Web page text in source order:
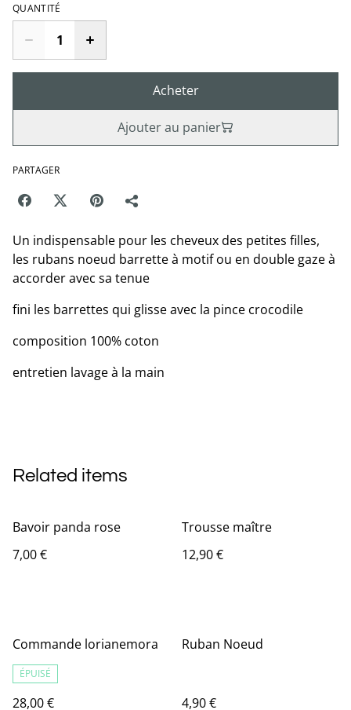
QUANTITÉ
Acheter
Ajouter au panier
PARTAGER
Un indispensable pour les cheveux des petites filles,
les rubans noeud barrette à motif ou en double gaze à
accorder avec sa tenue
fini les barrettes qui glisse avec la pince crocodile
composition 100% coton
entretien lavage à la main
Related items
Bavoir panda rose
7,00 €
Trousse maître
12,90 €
Commande lorianemora
ÉPUISÉ
28,00 €
Ruban Noeud
4,90 €